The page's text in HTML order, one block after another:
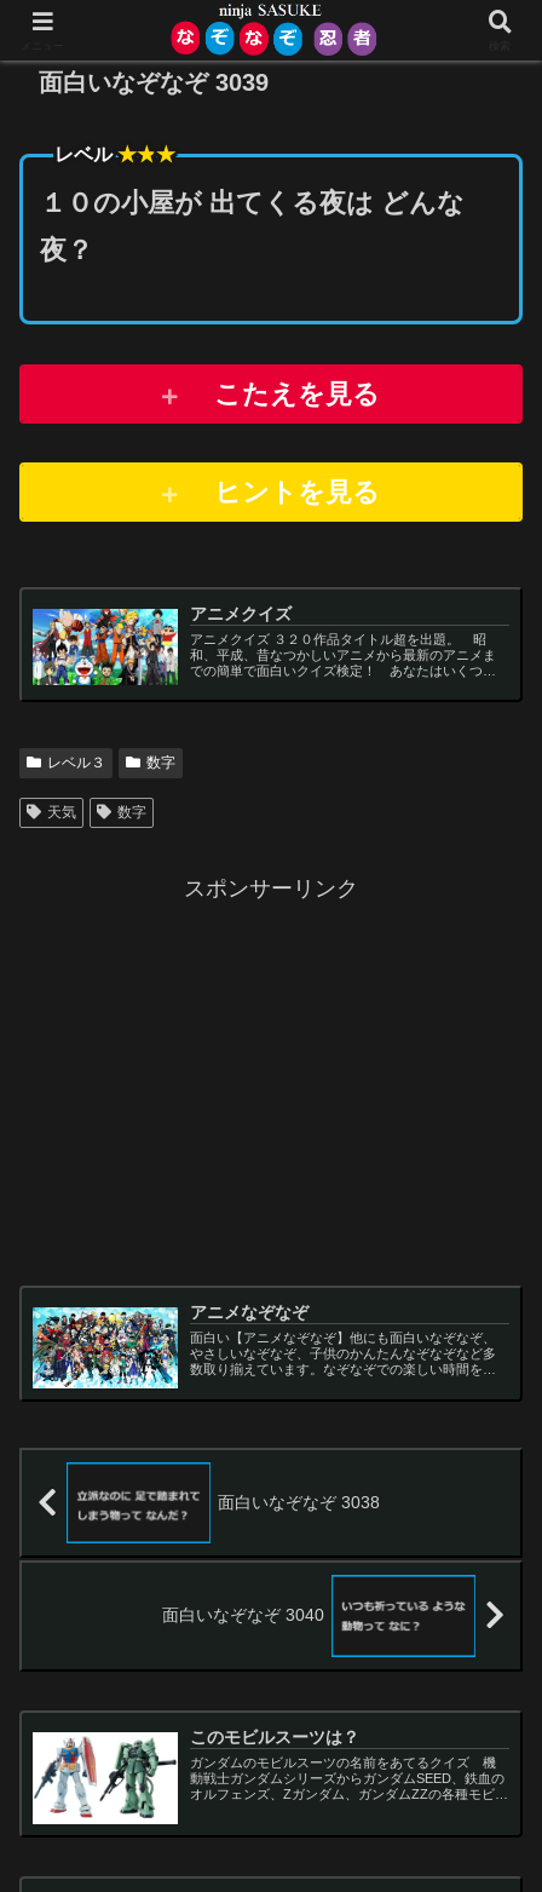
面白いなぞなぞ 3039
レベル★★★
１０の小屋が 出てくる夜は どんな
夜？
こたえを見る
ヒントを 見る
アニメクイズ
アニメクイズ ３２０作品タイトル超を出題。 昭
和、平成、昔なつかしいアニメから最新のアニメま
での簡単で面白いクイズ検定！ あなたはいくつわ
ど一問一答から3択・4択問題までの小学生の簡単問
レベル３ 数字
天気 数字
スポンサーリンク
アニメなぞなぞ
面白い【アニメなぞなぞ】他にも面白いなぞなぞ、
やさしいなぞなぞ、子供のかんたんなぞなぞなど多
数取り揃えています。なぞなぞでの楽しい時間をお
面白いなぞなぞ 3038
面白いなぞなぞ 3040
このモビルスーツは？
ガンダムのモビルスーツの名前をあてるクイズ 機
動戦士ガンダムシリーズからガンダムSEED、鉄血の
オルフェンズ、Zガンダム、ガンダムZZの各種モビル